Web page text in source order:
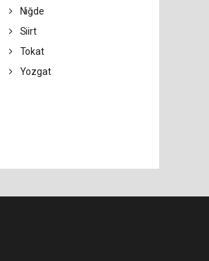
Niğde
Siirt
Tokat
Yozgat